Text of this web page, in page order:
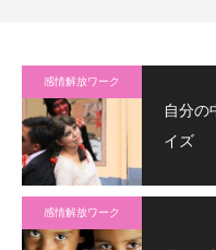
感情解放ワーク
自分の
イズ
感情解放ワーク